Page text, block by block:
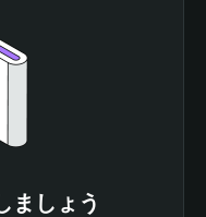
ましょう